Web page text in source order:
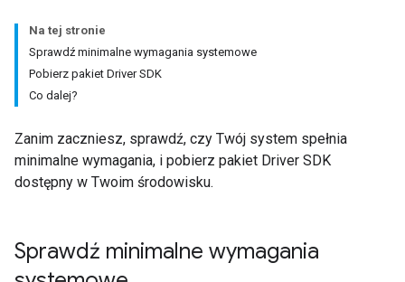
Na tej stronie
Sprawdź minimalne wymagania systemowe
Pobierz pakiet Driver SDK
Co dalej?
Zanim zaczniesz, sprawdź, czy Twój system spełnia
minimalne wymagania, i pobierz pakiet Driver SDK
dostępny w Twoim środowisku.
Sprawdź minimalne wymagania